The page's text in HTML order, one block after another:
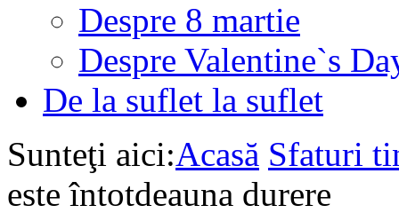
Despre 8 martie
Despre Valentine`s
De la suflet la suflet
Sunteţi aici:Acasă Sfaturi
este întotdeauna durere